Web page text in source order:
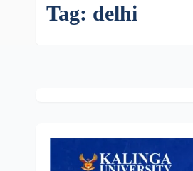
Tag: delhi